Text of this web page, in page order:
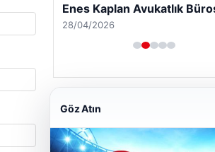
Enes Kaplan Avukatlık
28/04/2026
Göz Atın